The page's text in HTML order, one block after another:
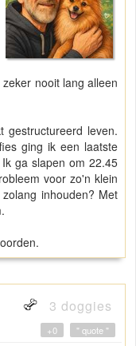
nooit lang alleen
leven.
ging ik een laatste
ga slapen om 22.45
voor zo'n klein
inhouden? Met
3 doggies
" quote "
+0